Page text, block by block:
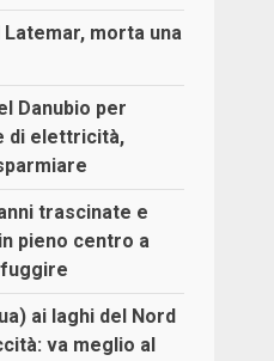
morta una
Danubio per
di elettricità,
trascinate e
pieno centro a
ai laghi del Nord
va meglio al